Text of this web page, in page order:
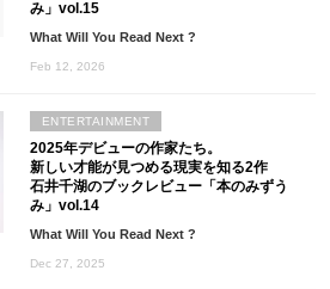
み」vol.15
What Will You Read Next ?
Feb 12, 2026
2025年デビューの作家たち。
新しい才能が見つめる現実を知る2作
石井千湖のブックレビュー「本のみずう
み」vol.14
What Will You Read Next ?
Dec 27, 2025
ENTERTAINMENT